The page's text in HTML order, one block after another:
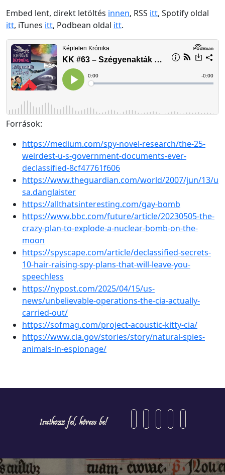
Embed lent, direkt letöltés innen, RSS itt, Spotify oldal
itt, iTunes itt, Podbean oldal itt.
Források:
https://medium.com/spy-novel-research/the-25-
weirdest-u-s-government-documents-ever-
declassified-8cf47761f606
https://www.theguardian.com/world/2007/jun/13/u
sa.danglaister
https://allthatsinteresting.com/gay-bomb
https://www.bbc.com/future/article/20230505-the-
crazy-plan-to-explode-a-nuclear-bomb-on-the-
moon
https://spyscape.com/article/declassified-secrets-
10-hair-raising-spy-plans-that-will-leave-you-
speechless
https://nypost.com/2025/04/15/us-
news/unbelievable-operations-the-cia-actually-
carried-out/
https://sofmag.com/project-acoustic-kitty-cia/
https://www.cia.gov/stories/story/natural-spies-
animals-in-espionage/
Iratkozz fel, kövess be!